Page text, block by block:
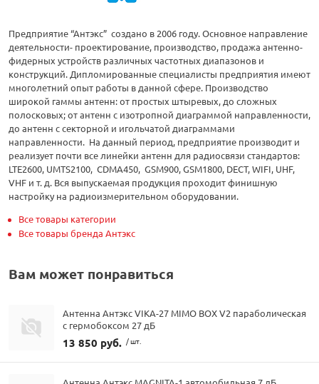
Предприятие “Антэкс” создано в 2006 году. Основное направление
деятельности- проектирование, производство, продажа антенно-
фидерных устройств различных частотных диапазонов и
конструкций. Дипломированные специалисты предприятия имеют
многолетний опыт работы в данной сфере. Производство
широкой гаммы антенн: от простых штыревых, до сложных
полосковых; от антенн с изотропной диаграммой направленности,
до антенн с секторной и игольчатой диаграммами
направленности. На данный период, предприятие производит и
реализует почти все линейки антенн для радиосвязи стандартов:
LTE2600, UMTS2100, CDMA450, GSM900, GSM1800, DECT, WIFI, UHF,
VHF и т. д. Вся выпускаемая продукция проходит финишную
настройку на радиоизмерительном оборудовании.
Все товары категории
Все товары бренда Антэкс
Вам может понравиться
Антенна Антэкс VIKA-27 MIMO BOX V2 параболическая
с гермобоксом 27 дБ
13 850 руб. / шт.